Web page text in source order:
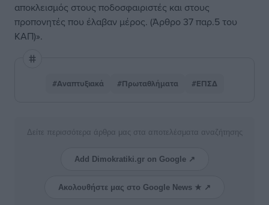
αποκλεισμός στους ποδοσφαιριστές και στους
προπονητές που έλαβαν μέρος. (Άρθρο 37 παρ.5 του
ΚΑΠ)».
#Αναπτυξιακά #Πρωταθλήματα #ΕΠΣΔ
Δείτε περισσότερα άρθρα μας στα αποτελέσματα αναζήτησης
Add Dimokratiki.gr on Google ↗
Ακολουθήστε μας στο Google News ★ ↗